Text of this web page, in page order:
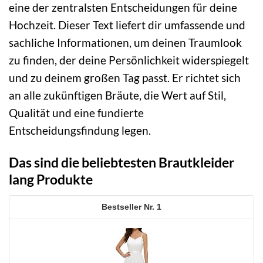
eine der zentralsten Entscheidungen für deine
Hochzeit. Dieser Text liefert dir umfassende und
sachliche Informationen, um deinen Traumlook
zu finden, der deine Persönlichkeit widerspiegelt
und zu deinem großen Tag passt. Er richtet sich
an alle zukünftigen Bräute, die Wert auf Stil,
Qualität und eine fundierte
Entscheidungsfindung legen.
Das sind die beliebtesten Brautkleider
lang Produkte
1